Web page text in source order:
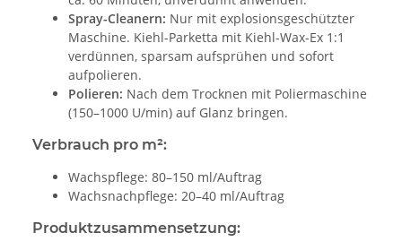
Spray-Cleanern: Nur mit explosionsgeschützter
Maschine. Kiehl-Parketta mit Kiehl-Wax-Ex 1:1
verdünnen, sparsam aufsprühen und sofort
aufpolieren.
Polieren: Nach dem Trocknen mit Poliermaschine
(150–1000 U/min) auf Glanz bringen.
Verbrauch pro m²:
Wachspflege: 80–150 ml/Auftrag
Wachsnachpflege: 20–40 ml/Auftrag
Produktzusammensetzung: